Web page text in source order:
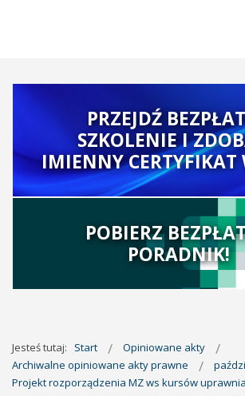
PRZEJDŹ
SZKOLENIE I
IMIENNY CERTYFIKAT
POBIERZ
PORADNIK!
Jesteś tutaj: Start
Opiniowane akty
Archiwalne opiniowane akty prawne
Projekt rozporządzenia MZ ws kursów